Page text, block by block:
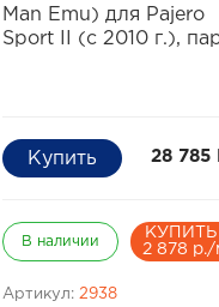
Man Emu) для Pajero
Sport II (с 2010 г.),
28 785
В наличии
КУПИТЬ
2 878 р./
Артикул: 2938